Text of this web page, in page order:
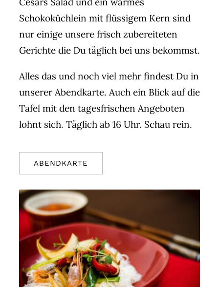
Schokoküchlein mit flüssigem Kern sind
nur einige unsere frisch zubereiteten
Gerichte die Du täglich bei uns bekommst.
Alles das und noch viel mehr findest Du in
unserer Abendkarte. Auch ein Blick auf die
Tafel mit den tagesfrischen Angeboten
lohnt sich. Täglich ab 16 Uhr. Schau rein.
ABENDKARTE